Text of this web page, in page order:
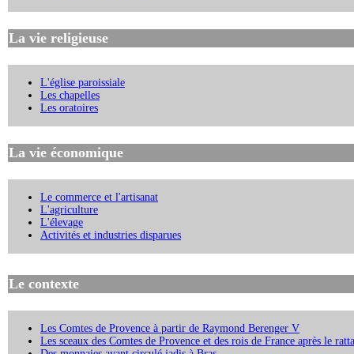
La vie religieuse
L'église paroissiale
Les chapelles
Les oratoires
La vie économique
Le commerce et l'artisanat
L'agriculture
L'élevage
Activités et industries disparues
Le contexte
Les Comtes de Provence à partir de Raymond Berenger V
Les sceaux des Comtes de Provence et des rois de France après le